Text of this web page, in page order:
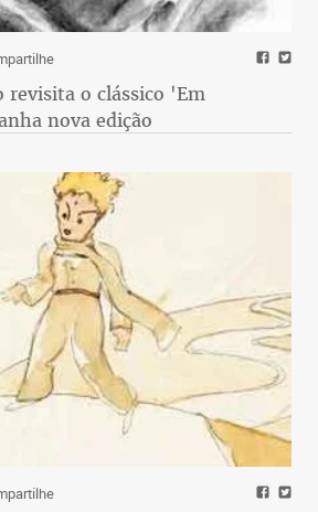
revisita o clássico 'Em
nova edição